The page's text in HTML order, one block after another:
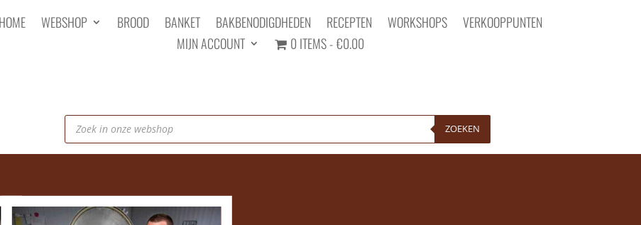
HOME WEBSHOP BROOD BANKET BAKBENODIGDHEDEN RECEPTEN WORKSHOPS
VERKOOPPUNTEN
MIJN ACCOUNT
0 ITEMS €0.00
Producten
zoeken ZOEKEN